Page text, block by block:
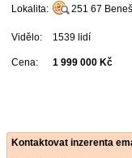
Lokalita: 251 67
Vidělo: 1539 lidí
Cena: 1 999 000 Kč
Kontaktovat inzerenta